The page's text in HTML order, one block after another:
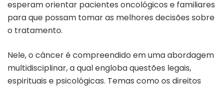
esperam orientar pacientes oncológicos e familiares
para que possam tomar as melhores decisões sobre
o tratamento.
Nele, o câncer é compreendido em uma abordagem
multidisciplinar, a qual englobaquestões legais,
espirituais e psicológicas. Temas como os direitos